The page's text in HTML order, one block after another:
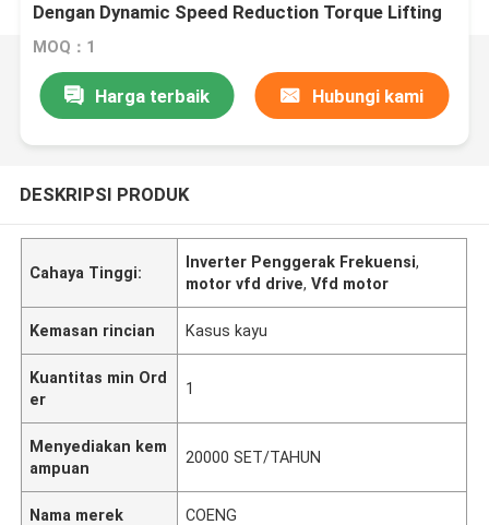
Dengan Dynamic Speed Reduction Torque Lifting
MOQ：1
Harga terbaik Hubungi kami
DESKRIPSI PRODUK
Cahaya Tinggi:
Inverter Penggerak Frekuensi,
motor vfd drive,Vfd motor
Kemasan rincian Kasus kayu
Kuantitas min Ord
er
1
Menyediakan kem
ampuan
20000 SET/TAHUN
Nama merek COENG